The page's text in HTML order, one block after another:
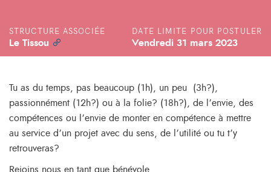
STRUCTURE ASSOCIÉE
Le Tissou
DATE LIMITE POUR POSTULER
Vendredi 31 mars 2023
Tu as du temps, pas beaucoup (1h), un peu (3h?),
passionnément (12h?) ou à la folie? (18h?), de l’envie, des
compétences ou l’envie de monter en compétence à mettre
au service d’un projet avec du sens, de l’utilité ou tu t’y
retrouveras?
Rejoins nous en tant que bénévole